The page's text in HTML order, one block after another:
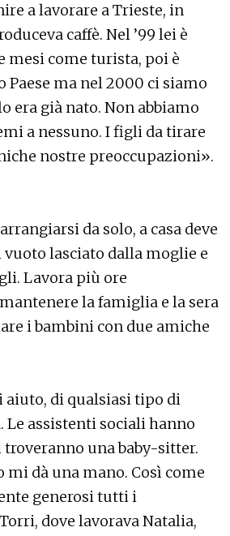
a lavorare a Trieste, in
caffè. Nel ’99 lei è
mesi come turista, poi è
Paese ma nel 2000 ci siamo
era già nato. Non abbiamo
a nessuno. I figli da tirare
nostre preoccupazioni».
da solo, a casa deve
lasciato dalla moglie e
Lavora più ore
la famiglia e la sera
i bambini con due amiche
aiuto, di qualsiasi tipo di
Le assistenti sociali hanno
una baby-sitter.
mi dà una mano. Così come
generosi tutti i
dove lavorava Natalia,